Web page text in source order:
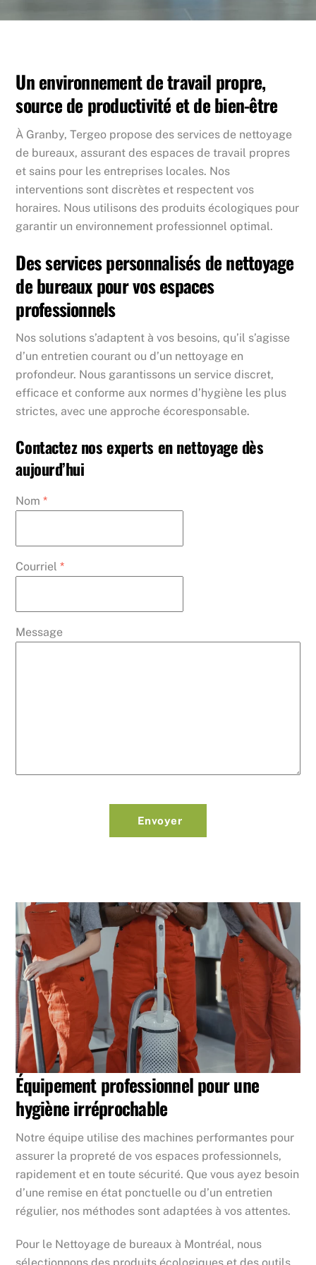
Un environnement de travail propre,
source de productivité et de bien-être
À Granby, Tergeo propose des services de nettoyage
de bureaux, assurant des espaces de travail propres
et sains pour les entreprises locales. Nos
interventions sont discrètes et respectent vos
horaires. Nous utilisons des produits écologiques pour
garantir un environnement professionnel optimal.
Des services personnalisés de nettoyage
de bureaux pour vos espaces
professionnels
Nos solutions s’adaptent à vos besoins, qu’il s’agisse
d’un entretien courant ou d’un nettoyage en
profondeur. Nous garantissons un service discret,
efficace et conforme aux normes d’hygiène les plus
strictes, avec une approche écoresponsable.
Contactez nos experts en nettoyage dès
aujourd’hui
Nom*
Courriel*
Message
Envoyer
Équipement professionnel pour une
hygiène irréprochable
Notre équipe utilise des machines performantes pour
assurer la propreté de vos espaces professionnels,
rapidement et en toute sécurité. Que vous ayez besoin
d’une remise en état ponctuelle ou d’un entretien
régulier, nos méthodes sont adaptées à vos attentes.
Pour le Nettoyage de bureaux à Montréal, nous